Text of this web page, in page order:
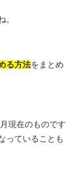
。
る方法をまとめ
現在のものです
っていることも